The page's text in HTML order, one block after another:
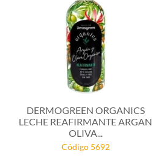
DERMOGREEN ORGANICS
LECHE REAFIRMANTE ARGAN
OLIVA...
Código 5692